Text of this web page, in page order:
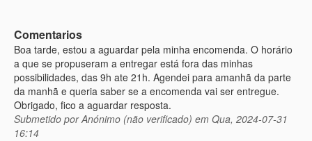
Comentarios
Boa tarde, estou a aguardar pela minha encomenda. O horário
a que se propuseram a entregar está fora das minhas
possibilidades, das 9h ate 21h. Agendei para amanhã da parte
da manhã e queria saber se a encomenda vai ser entregue.
Obrigado, fico a aguardar resposta.
Submetido porAnónimo (não verificado) em Qua, 2024-07-31
16:14